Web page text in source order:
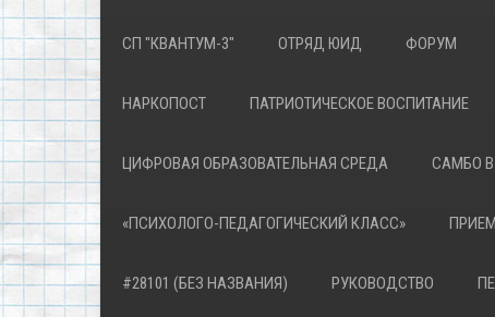
СП "КВАНТУМ-3" ОТРЯД ЮИД ФОРУМ
НАРКОПОСТ ПАТРИОТИЧЕСКОЕ ВОСПИТАНИЕ
ЦИФРОВАЯ ОБРАЗОВАТЕЛЬНАЯ СРЕДА САМБО
«ПСИХОЛОГО-ПЕДАГОГИЧЕСКИЙ КЛАСС»
#28101 (БЕЗ НАЗВАНИЯ) РУКОВОДСТВО